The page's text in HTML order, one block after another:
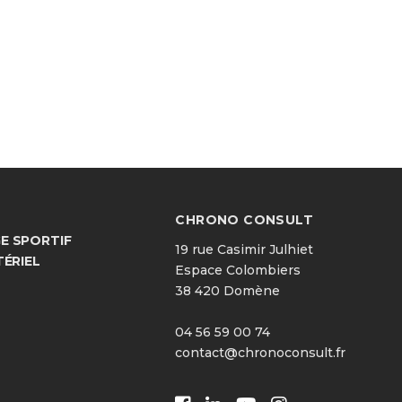
SPORTIF
CHRONO CONSULT
19 rue Casimir Julhiet
Espace Colombiers
38 420 Domène
04 56 59 00 74
contact@chronoconsult.fr